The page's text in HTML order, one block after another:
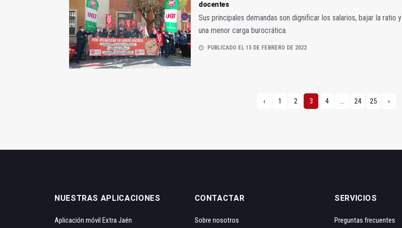
docentes
Sus principales demandas son dignificar los salarios, bajar la ratio y
una menor carga burocrática.
PUBLICADO EL 15 DE FEBRERO DE 2022
‹ 1 2 3 4 ... 24 25 ›
NUESTRAS APLICACIONES
Aplicación móvil Extra Jaén
CONTACTAR
Sobre nosotros
SERVICIOS
Preguntas frecuentes